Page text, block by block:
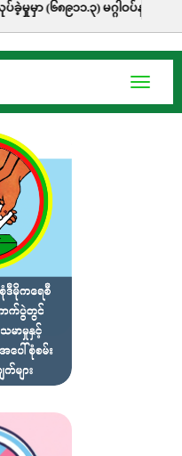
နာရီဖြစ်ပါသည်။
Toggle